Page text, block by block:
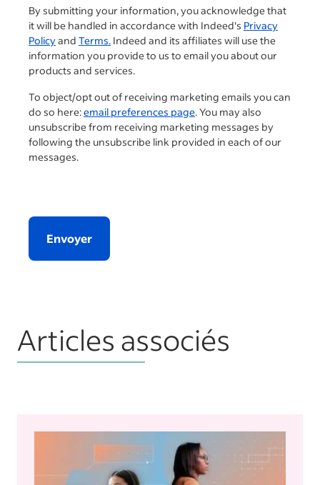
By submitting your information, you acknowledge that
it will be handled in accordance with Indeed's Privacy
Policyand Terms. Indeed and its affiliates will use the
information you provide to us to email you about our
products and services.
To object/opt out of receiving marketing emails you can
do so here:email preferences page. You may also
unsubscribe from receiving marketing messages by
following the unsubscribe link provided in each of our
messages.
Envoyer
Articles associés